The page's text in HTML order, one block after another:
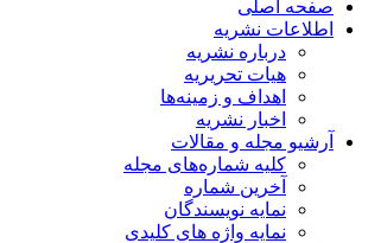
صفحه اصلی
اطلاعات نشریه
درباره نشریه
هیات تحریریه
اهداف و زمینه‌ها
اخبار نشریه
آرشیو مجله و مقالات
کلیه شماره‌های مجله
آخرین شماره
نمایه نویسندگان
نمایه واژه های کلیدی